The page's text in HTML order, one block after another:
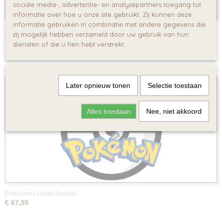
Pokémon Speurtocht
€ 64,95
Pokémon kinderfeestje
€ 67,95
sociale media-, advertentie- en analysepartners toegang tot
informatie over hoe u onze site gebruikt. Zij kunnen deze
informatie gebruiken in combinatie met andere gegevens die
zij mogelijk hebben verzameld door uw gebruik van hun
diensten of die u hen hebt verstrekt.
Later opnieuw tonen Selectie toestaan
Alles toestaan Nee, niet akkoord